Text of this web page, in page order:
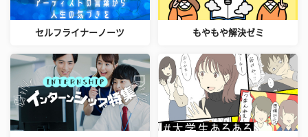
セルフライナーノーツ もやもや解決ゼミ